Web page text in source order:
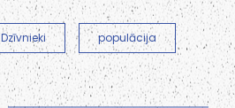
Dzīvnieki populācija